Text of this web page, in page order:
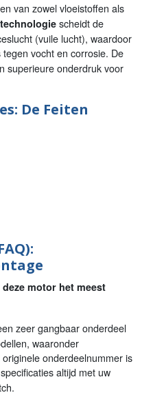
van zowel vloeistoffen als
scheidt de
(vuile lucht), waardoor
tegen vocht en corrosie. De
superieure onderdruk voor
De Feiten
motor het meest
zeer gangbaar onderdeel
waaronder
onderdeelnummer is
altijd met uw